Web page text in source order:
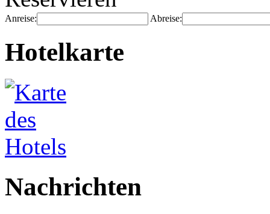
Anreise: Abreise:
Hotelkarte
Nachrichten